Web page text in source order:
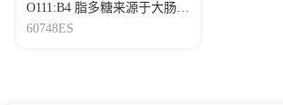
O111:B4 脂多糖来源于大肠杆
菌O111:B4
60748ES